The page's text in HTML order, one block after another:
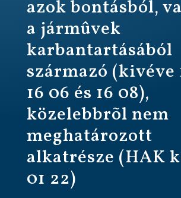
azok bontásból,
a jármûvek
karbantartásából
származó (kivéve
16 06 és 16 08),
közelebbrõl nem
meghatározott
alkatrésze (HAK
01 22)